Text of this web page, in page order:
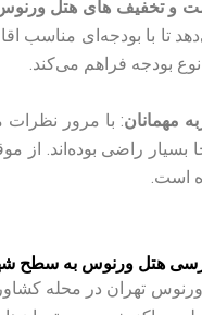
و تخفیف های هتل
تا با بودجه‌ای مناسب
بودجه فراهم می‌کند.
مهمانان: با مرور
بسیار راضی بوده‌اند. از
است.
هتل ورنوس به سطح
تهران در محله